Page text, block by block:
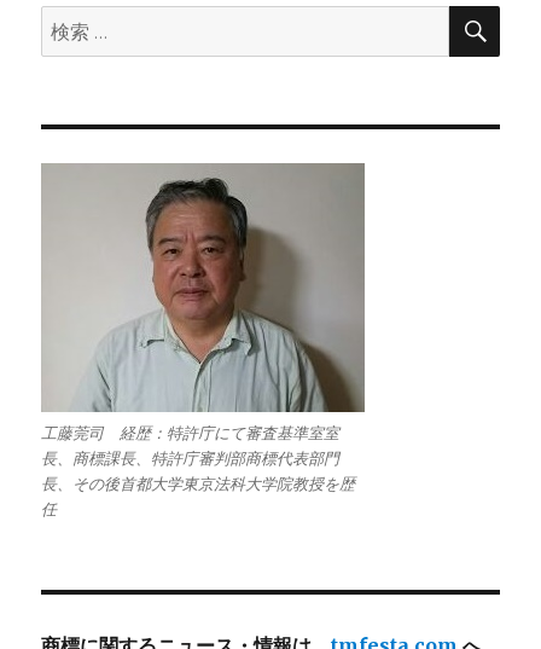
検
索:
検
工藤莞司 経歴：特許庁にて審査基準室室
長、商標課長、特許庁審判部商標代表部門
長、その後首都大学東京法科大学院教授を歴
任